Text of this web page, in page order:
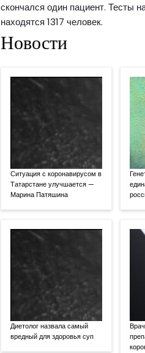
скончался один пациент. Тесты
находятся 1317 человек.
Новости
Ситуация с коронавирусом в
Татарстане улучшается —
Марина Патяшина
Диетолог назвала самый
вредный для здоровья суп